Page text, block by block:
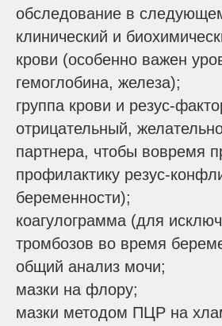
обследование в
клинический и
крови (особенно важен
гемоглобина, железа);
группа крови и резус-
отрицательный,
партнера, чтобы вовремя
профилактику резус-
беременности);
коагулограмма (для
тромбозов во время
общий анализ мочи;
мазки на флору;
мазки методом ПЦР на